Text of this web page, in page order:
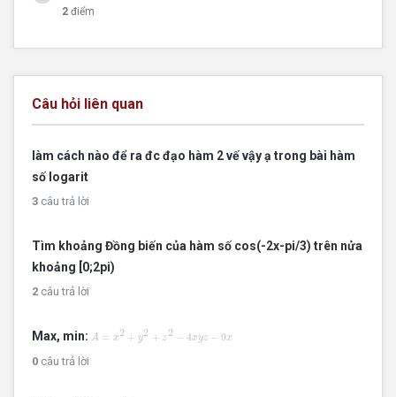
2 điểm
Câu hỏi liên quan
làm cách nào để ra đc đạo hàm 2 vế vậy ạ trong bài hàm
số logarit
3 câu trả lời
Tìm khoảng Đồng biến của hàm số cos(-2x-pi/3) trên nửa
khoảng [0;2pi)
2 câu trả lời
Max, min: A = x2 + y2 + z 2 − 4xyz − 9x
+y z2 xy
0 câu trả lời